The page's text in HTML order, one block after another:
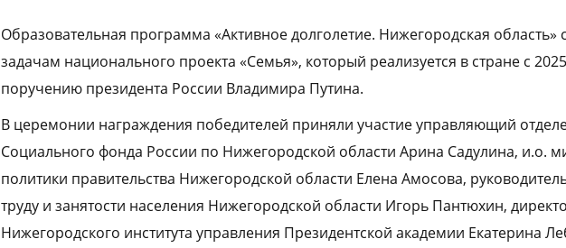
Образовательная программа «Активное долголетие. Нижегородская область»
задачам национального проекта «Семья», который реализуется в стране с
поручению президента России Владимира Путина.
В церемонии награждения победителей приняли участие управляющий
Социального фонда России по Нижегородской области Арина Садулина, и.о.
политики правительства Нижегородской области Елена Амосова,
труду и занятости населения Нижегородской области Игорь Пантюхин,
Нижегородского института управления Президентской академии Екатерина